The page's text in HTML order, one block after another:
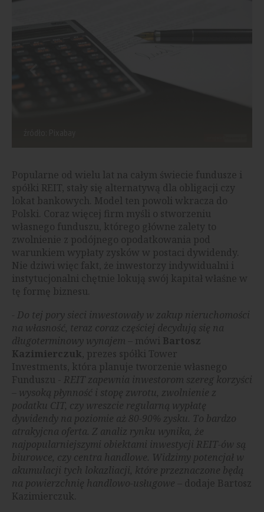
Popularne od wielu lat na całym świecie fundusze i
spółki REIT, stały się alternatywą dla obligacji czy
lokat bankowych. Model ten powoli wkracza do
Polski. Coraz więcej firm myśli o stworzeniu
własnego funduszu, którego główne zalety to
zwolnienie z podójnego opodatkowania pod
warunkiem wypłaty zysków w postaci dywidendy.
Nie dziwi więc fakt, że inwestorzy indywidualni i
instytucjonalni chętnie lokują swój kapitał właśne w
tę formę biznesu.
- Do tej pory sieci inwestowały w zakup nieruchomości
na własność, teraz coraz częściej decydują się na
długoterminowy wynajem – mówi Bartosz
Kazimierczuk, prezes spółki Tower
Investments, która planuje tworzenie własnego
Funduszu -
REIT zapewnia inwestorom szereg korzyści
– wysoką płynność i stopę zwrotu, zwolnienie z
podatku CIT, czy wreszcie regularną wypłatę
dywidendy na poziomie aż 80-90% zysku. To bardzo
atrakyjcna oferta. Z analiz rynku wynika, że
najpopularniejszymi obiektami inwestycji REIT-ów są
biurowce, czy centra handlowe. Widzimy potencjał w
akumulacji tych lokazliacji, które przeznaczone będą
na powierzchnię handlowo-usługowe
– dodaje Bartosz
Kazimierczuk.